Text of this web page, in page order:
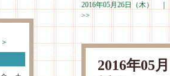
＞
2016年05月26日（木）
>>
2016年